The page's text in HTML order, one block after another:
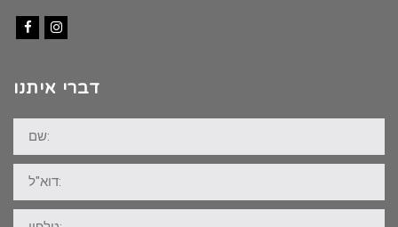
דברי איתנו
שם:
דוא"ל:
טלפון: